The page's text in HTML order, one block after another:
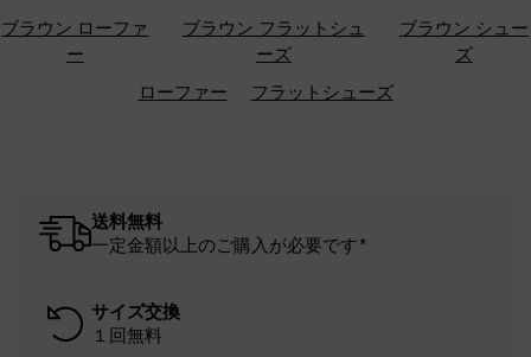
ブラウン ローファ
ー
ブラウン フラットシュ
ーズ
ブラウン シュー
ズ
ローファー
フラットシューズ
送料無料
一定金額以上のご購入が必要です*
サイズ交換
１回無料